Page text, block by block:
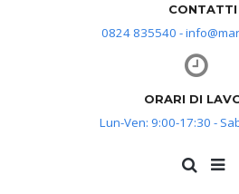
CONTATTI
0824 835540 -
ORARI DI
Lun-Ven: 9:00-17:30 -